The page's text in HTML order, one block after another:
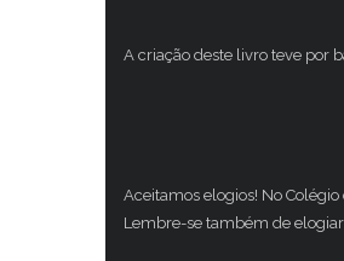
A criação deste livro teve por
Aceitamos elogios! No
Lembre-se também de